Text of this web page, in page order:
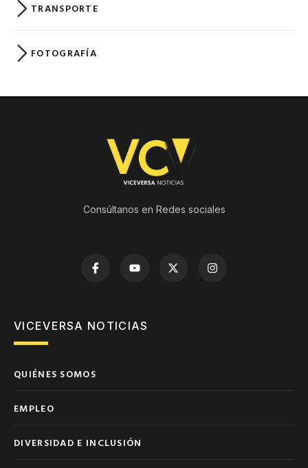
TRANSPORTE
FOTOGRAFÍA
Consúltanos en Redes sociales
VICEVERSA NOTICIAS
QUIÉNES SOMOS
EMPLEO
DIVERSIDAD E INCLUSIÓN